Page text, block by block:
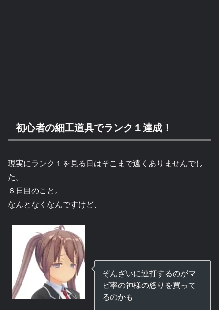
初心者の細工道具でランク１達成！
現実にランク１を見る日はそこまで遠くありませんでし
た。
６日目のこと。
なんとなくなんですけど、
ぞんざいに連打するのがマ
ビ率の神様の怒りを買って
るのかも